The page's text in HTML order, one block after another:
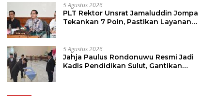
5 Agustus 2026
PLT Rektor Unsrat Jamaluddin Jompa
Tekankan 7 Poin, Pastikan Layanan
5 Agustus 2026
Jahja Paulus Rondonuwu Resmi Jadi
Kadis Pendidikan Sulut, Gantikan